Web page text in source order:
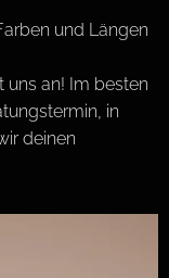
und Längen
uns an! Im besten
in
deinen